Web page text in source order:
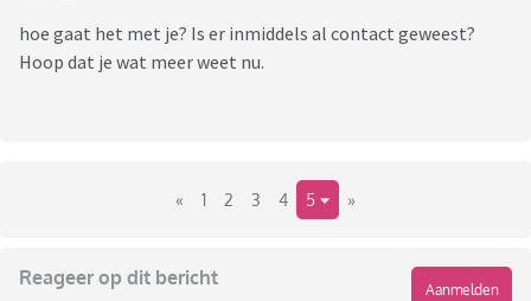
hoe gaat het met je? Is er inmiddels al contact geweest?
Hoop dat je wat meer weet nu.
« 1 2 3 4 5 »
Reageer op dit bericht
Aanmelden